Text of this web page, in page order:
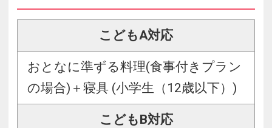
こどもA対応
おとなに準ずる料理(食事付きプラン
の場合)＋寝具 (小学生（12歳以下）)
こどもB対応